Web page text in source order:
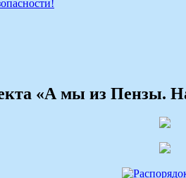
«А мы из Пензы.